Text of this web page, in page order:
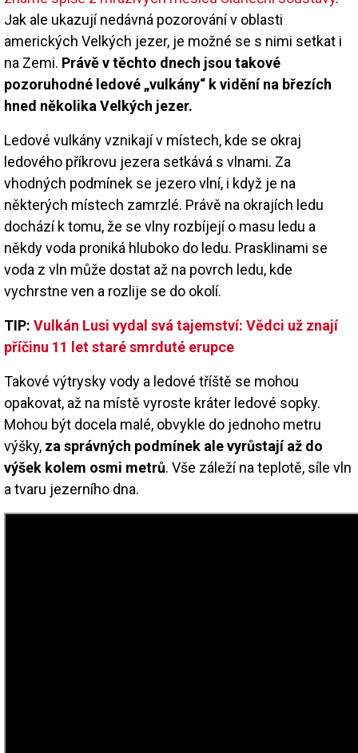
Jak ale ukazují nedávná pozorování v oblasti
amerických Velkých jezer, je možné se s nimi setkat i
na Zemi. Právě v těchto dnech jsou takové
pozoruhodné ledové „vulkány“ k vidění na březích
hned několika Velkých jezer.
Ledové vulkány vznikají v místech, kde se okraj
ledového příkrovu jezera setkává s vlnami. Za
vhodných podmínek se jezero vlní, i když je na
některých místech zamrzlé. Právě na okrajích ledu
dochází k tomu, že se vlny rozbíjejí o masu ledu a
někdy voda proniká hluboko do ledu. Prasklinami se
voda z vln může dostat až na povrch ledu, kde
vychrstne ven a rozlije se do okolí.
TIP: Vulkán Lusi vydal svá tajemství: Vědci už znají
příčinu 11 let staré smrduté erupce
Takové výtrysky vody a ledové tříště se mohou
opakovat, až na místě vyroste kráter ledové sopky.
Mohou být docela malé, obvykle do jednoho metru
výšky, za správných podmínek ale vyrůstají až do
výšek kolem osmi metrů. Vše záleží na teplotě, síle vln
a tvaru jezerního dna.